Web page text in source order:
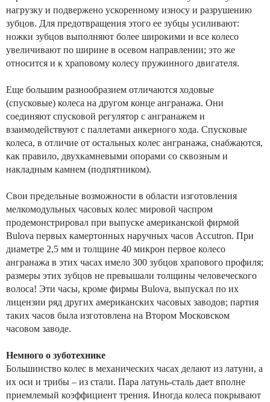
нагрузку и подвержено ускоренному износу и разрушению
зубцов. Для предотвращения этого ее зубцы усиливают:
ножки зубцов выполняют более широкими и все колесо
увеличивают по ширине в осевом направлении; это же
относится и к храповому колесу пружинного двигателя.
Еще большим разнообразием отличаются ходовые
(спусковые) колеса на другом конце ангранажа. Они
соединяют спусковой регулятор с ангранажем и
взаимодействуют с паллетами анкерного хода. Спусковые
колеса, в отличие от остальных колес ангранажа, снабжаются,
как правило, двухкамневыми опорами со сквозным и
накладным камнем (подпятником).
Свои предельные возможности в области изготовления
мелкомодульных часовых колес мировой часпром
продемонстрировал при выпуске американской фирмой
Bulova первых камертонных наручных часов Accutron. При
диаметре 2,5 мм и толщине 40 микрон первое колесо
ангранажа в этих часах имело 300 зубцов храпового профиля;
размеры этих зубцов не превышали толщины человеческого
волоса! Эти часы, кроме фирмы Bulova, выпускал по их
лицензии ряд других американских часовых заводов; партия
таких часов была изготовлена на Втором Московском
часовом заводе.
Немного о зуботехнике
Большинство колес в механических часах делают из латуни, а
их оси и трибы – из стали. Пара латунь-сталь дает вполне
приемлемый коэффициент трения. Иногда колеса покрывают